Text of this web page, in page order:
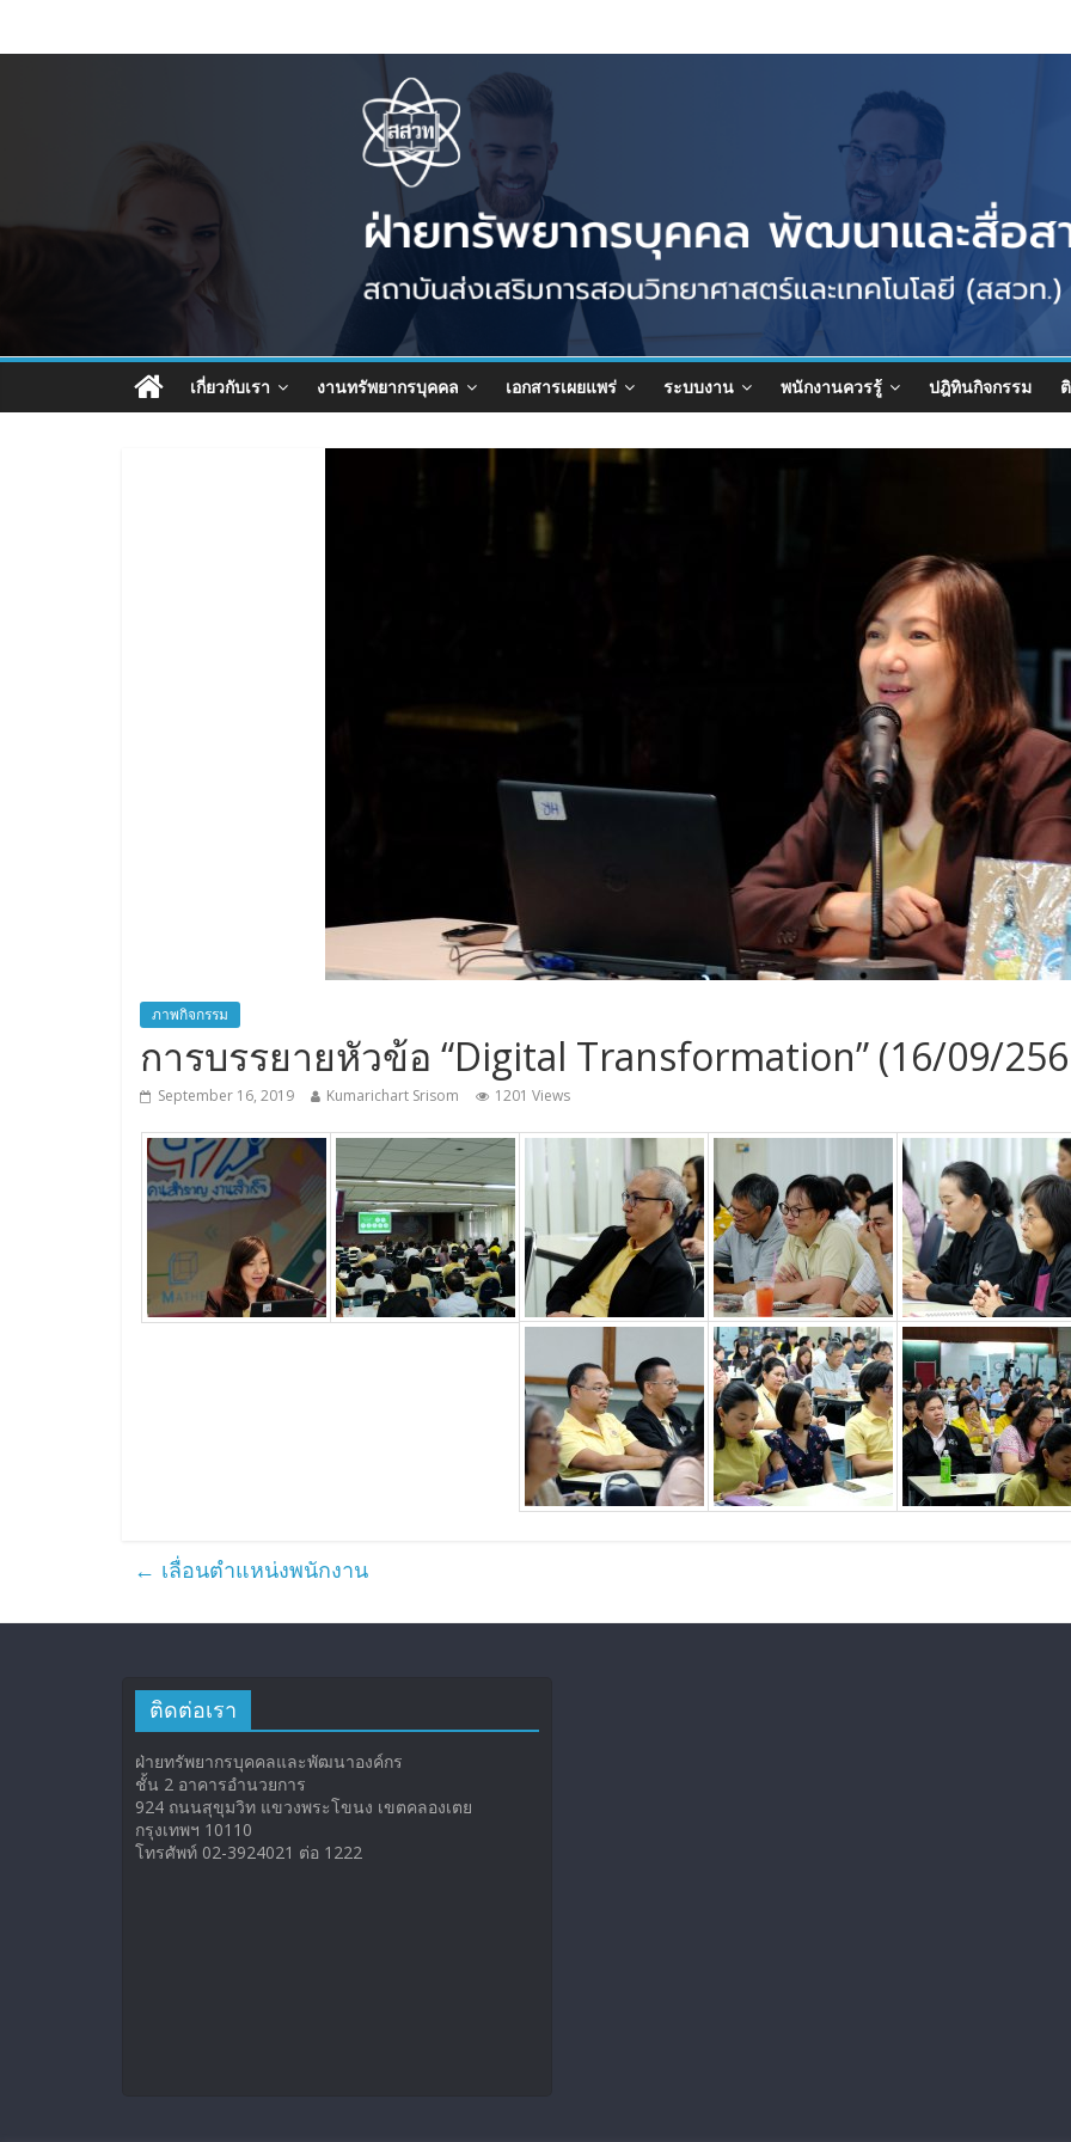
เกี่ยวกับเรา งานทรัพยากรบุคคล เอกสารเผยแพร่ ระบบงาน พนักงานควรรู้ ปฎิทินกิจกรรม
ภาพกิจกรรม
การบรรยายหัวข้อ “Digital Transformation” (16/09/
September 16, 2019 Kumarichart Srisom 1201 Views
← เลื่อนตำแหน่งพนักงาน
ติดต่อเรา
ฝ่ายทรัพยากรบุคคลและพัฒนาองค์กร
ชั้น 2 อาคารอำนวยการ
924 ถนนสุขุมวิท แขวงพระโขนง เขตคลองเตย
กรุงเทพฯ 10110
โทรศัพท์ 02-3924021 ต่อ 1222